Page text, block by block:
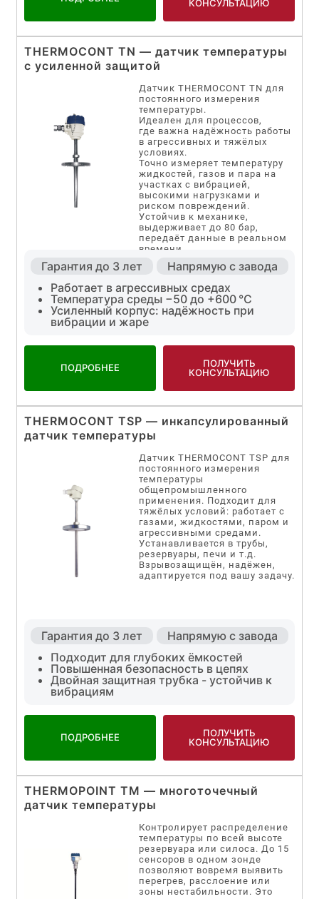
КОНСУЛЬТАЦИЮ
THERMOCONT TN — датчик температуры
с усиленной защитой
Датчик THERMOCONT TN для
постоянного измерения
температуры.
Идеален для процессов,
где важна надёжность работы
в агрессивных и тяжёлых
условиях.
Точно измеряет температуру
жидкостей, газов и пара на
участках с вибрацией,
высокими нагрузками и
риском повреждений.
Устойчив к механике,
выдерживает до 80 бар,
передаёт данные в реальном
времени.
Гарантия до 3 лет
Напрямую с завода
Работает в агрессивных средах
Температура среды −50 до +600 °C
Усиленный корпус: надёжность при
вибрации и жаре
ПОДРОБНЕЕ
ПОЛУЧИТЬ
КОНСУЛЬТАЦИЮ
THERMOCONT TSP — инкапсулированный
датчик температуры
Датчик THERMOCONT TSP для
постоянного измерения
температуры
общепромышленного
применения. Подходит для
тяжёлых условий: работает с
газами, жидкостями, паром и
агрессивными средами.
Устанавливается в трубы,
резервуары, печи и т.д.
Взрывозащищён, надёжен,
адаптируется под вашу задачу.
Гарантия до 3 лет
Напрямую с завода
Подходит для глубоких ёмкостей
Повышенная безопасность в цепях
Двойная защитная трубка - устойчив к
вибрациям
ПОДРОБНЕЕ
ПОЛУЧИТЬ
КОНСУЛЬТАЦИЮ
THERMOPOINT TM — многоточечный
датчик температуры
Контролирует распределение
температуры по всей высоте
резервуара или силоса. До 15
сенсоров в одном зонде
позволяют вовремя выявить
перегрев, расслоение или
зоны нестабильности. Это